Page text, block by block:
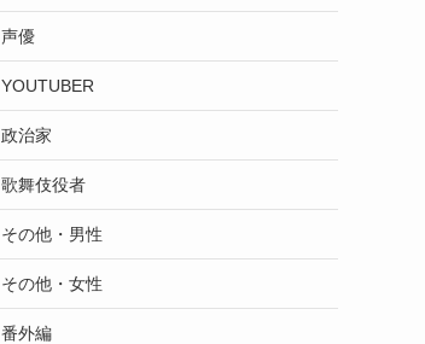
声優
YOUTUBER
政治家
歌舞伎役者
その他・男性
その他・女性
番外編